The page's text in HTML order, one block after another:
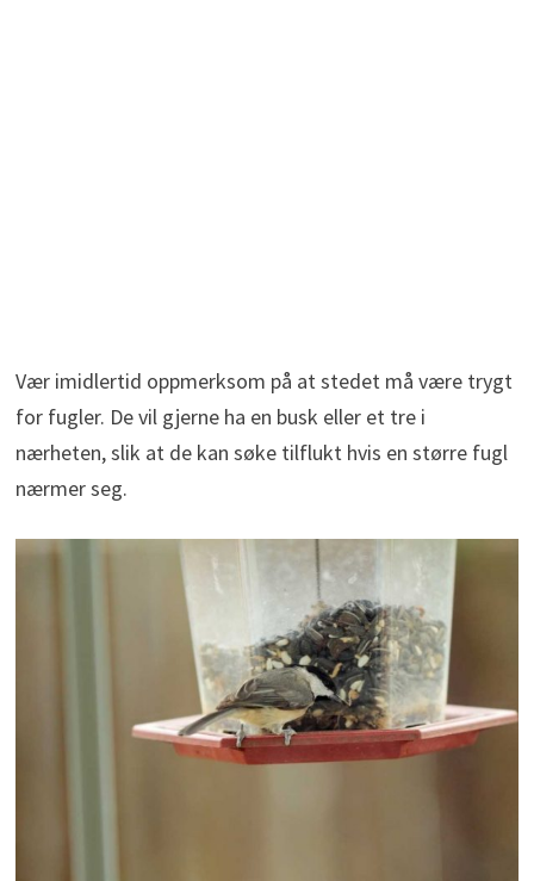
Vær imidlertid oppmerksom på at stedet må være trygt
for fugler. De vil gjerne ha en busk eller et tre i
nærheten, slik at de kan søke tilflukt hvis en større fugl
nærmer seg.